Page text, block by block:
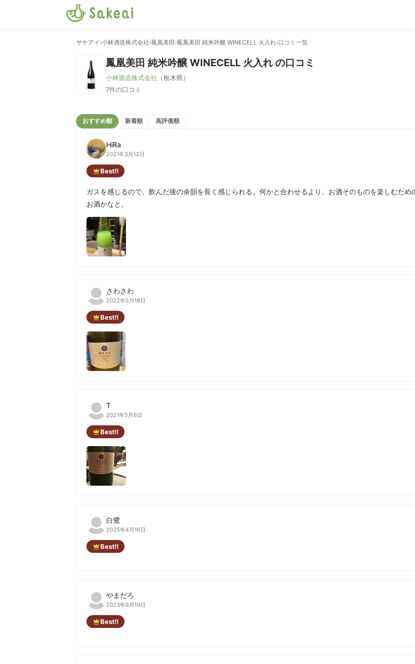
サケアイ ›小林酒造株式会社›鳳凰美田 ›鳳凰美田 純米吟醸 WINECELL 火入れ›口コミ一覧
鳳凰美田 純米吟醸 WINECELL 火入れの口コミ
小林酒造株式会社 （栃木県）
7件の口コミ
おすすめ順 新着順 高評価順
HiRa
2021年3月12日
Best!!
ガスを感じるので、飲んだ後の余韻を長く感じられる。何かと合わせるより、お酒そのものを楽しむため
お酒かなと。
さわさわ
2022年5月18日
Best!!
T
2021年5月6日
Best!!
白鷺
2025年4月16日
Best!!
やまだろ
2023年9月19日
Best!!